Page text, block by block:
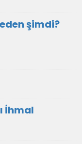
şimdi?
İhmal